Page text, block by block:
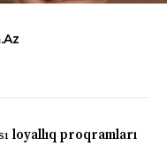
loyallıq proqramları